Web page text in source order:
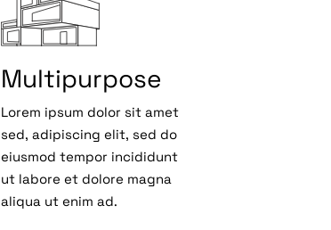
Multipurpose
Lorem ipsum dolor sit amet
sed, adipiscing elit, sed do
eiusmod tempor incididunt
ut labore et dolore magna
aliqua ut enim ad.